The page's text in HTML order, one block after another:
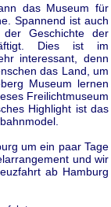
das Museum für
Spannend ist auch
Geschichte der
Dies ist im
interessant, denn
das Land, um
Museum lernen
Freilichtmuseum
Highlight ist das
um ein paar Tage
und wir
ab Hamburg